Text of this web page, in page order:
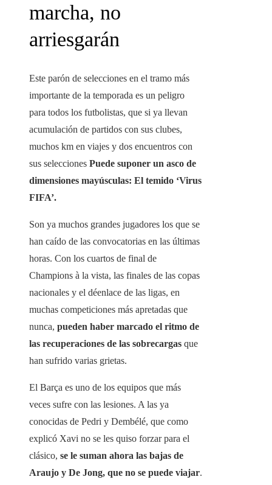
marcha, no
arriesgarán
Este parón de selecciones en el tramo más
importante de la temporada es un peligro
para todos los futbolistas, que si ya llevan
acumulación de partidos con sus clubes,
muchos km en viajes y dos encuentros con
sus selecciones Puede suponer un asco de
dimensiones mayúsculas: El temido ‘Virus
FIFA’.
Son ya muchos grandes jugadores los que se
han caído de las convocatorias en las últimas
horas. Con los cuartos de final de
Champions à la vista, las finales de las copas
nacionales y el déenlace de las ligas, en
muchas competiciones más apretadas que
nunca, pueden haber marcado el ritmo de
las recuperaciones de las sobrecargas que
han sufrido varias grietas.
El Barça es uno de los equipos que más
veces sufre con las lesiones. A las ya
conocidas de Pedri y Dembélé, que como
explicó Xavi no se les quiso forzar para el
clásico, se le suman ahora las bajas de
Araujo y De Jong, que no se puede viajar.